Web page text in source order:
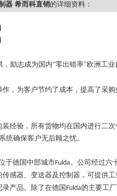
器 希而科直销的详细资料：
，励志成为国内“零出错率"欧洲工业
，为客户节约了成本，提高了采
经验，所有货物均在国内进行二次
统确保客户无后顾之忧。
于德国中部城市Fulda。公司经过六
感器、变送器及控制器，可提供工
产品。除了在德国 Fulda的主要工厂